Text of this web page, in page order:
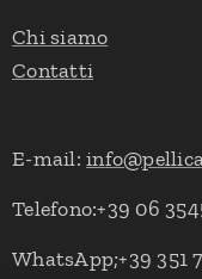
Chi siamo
Contatti
E-mail:
Telefono:+39 06
WhatsApp;+39 351